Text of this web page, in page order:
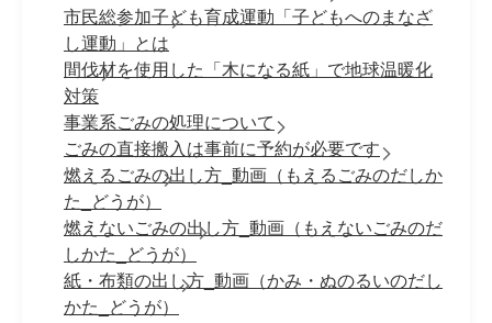
市民総参加子ども育成運動「子どもへのまなざ
し運動」とは
間伐材を使用した「木になる紙」で地球温暖化
対策
事業系ごみの処理について
ごみの直接搬入は事前に予約が必要です
燃えるごみの出し方_動画（もえるごみのだしか
た_どうが）
燃えないごみの出し方_動画（もえないごみのだ
しかた_どうが）
紙・布類の出し方_動画（かみ・ぬのるいのだし
かた_どうが）